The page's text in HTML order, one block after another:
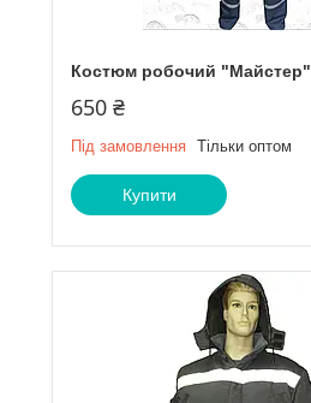
Костюм робочий "Майстер"
650 ₴
Під замовлення Тільки оптом
Купити